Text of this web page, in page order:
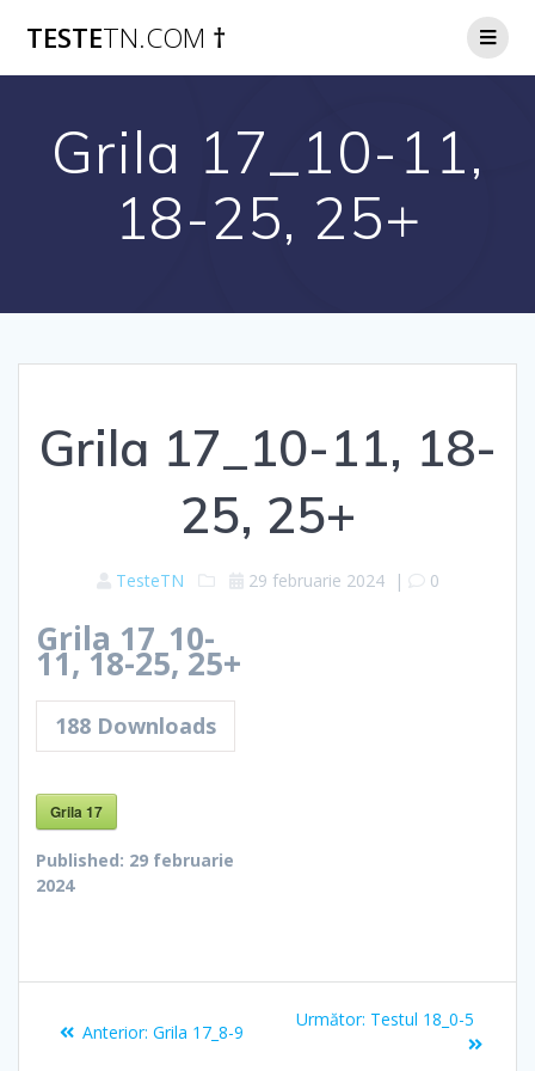
TESTETN.COM †
Grila 17_10-11,
18-25, 25+
Grila 17_10-11, 18-
25, 25+
TesteTN 29 februarie 2024| 0
Grila 17_10-
11, 18-25, 25+
188 Downloads
Grila 17
Published: 29 februarie
2024
Anterior: Articolul
Grila 17_8-9
Următor: Articolul
Testul 18_0-5